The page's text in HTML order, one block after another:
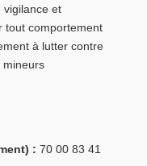
vigilance et
tout comportement
à lutter contre
mineurs
: 70 00 83 41